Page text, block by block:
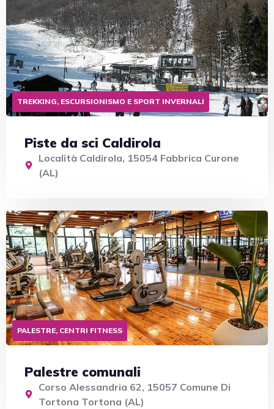
TREKKING, ESCURSIONISMO E SPORT INVERNALI
Piste da sci Caldirola
Località Caldirola, 15054 Fabbrica Curone
(AL)
PALESTRE, CENTRI FITNESS
Palestre comunali
Corso Alessandria 62, 15057 Comune Di
Tortona Tortona (AL)